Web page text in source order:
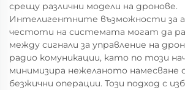
срещу различни модели на дронове.
Интелигентните възможности за
честоти на системата могат да
между сигнали за управление на
радио комуникации, като по този
минимизира нежеланото намесване
безжични операции. Този подход с